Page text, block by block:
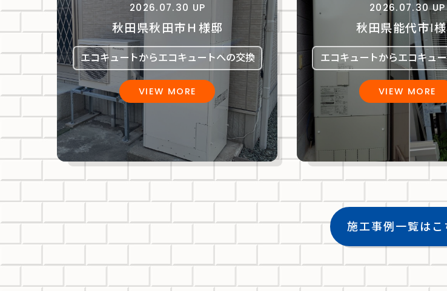
2026.07.30 UP
秋田県秋田市Ｈ様邸
エコキュートからエコキュートへの交換
VIEW MORE
2026.07.30 UP
秋田県能代市Ⅰ
エコキュートからエコキュ
VIEW MORE
施工事例一覧はこ